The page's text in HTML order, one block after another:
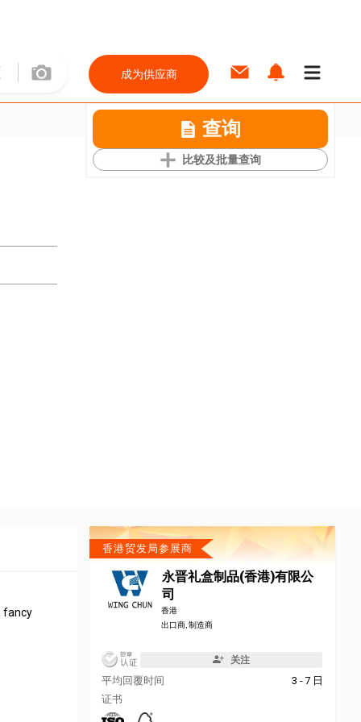
成为供应商
查询
比较及批量查询
fancy
香港贸发局参展商
永晋礼盒制品(香港)有限公
司
香港
出口商, 制造商
关注
平均回覆时间
3 - 7 日
证书